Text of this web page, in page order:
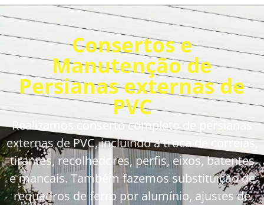
Consertos e
Manutenção de
Persianas externas de
PVC
Realizamos conserto completo de persianas
externas de PVC, incluindo a troca de correias,
tirantes, recolhedores, perfis, eixos, batentes
e mancais. Também fazemos substituição de
requadros de ferro por alumínio, ajustes de